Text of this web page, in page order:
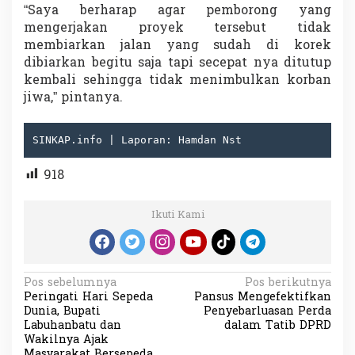
“Saya berharap agar pemborong yang
mengerjakan proyek tersebut tidak
membiarkan jalan yang sudah di korek
dibiarkan begitu saja tapi secepat nya ditutup
kembali sehingga tidak menimbulkan korban
jiwa,” pintanya.
SINKAP.info | Laporan: Hamdan Nst
918
Ikuti Kami
N
a
v
Pos sebelumnya
Peringati Hari Sepeda
Dunia, Bupati
Labuhanbatu dan
Wakilnya Ajak
Pos berikutnya
Pansus Mengefektifkan
Penyebarluasan Perda
dalam Tatib DPRD